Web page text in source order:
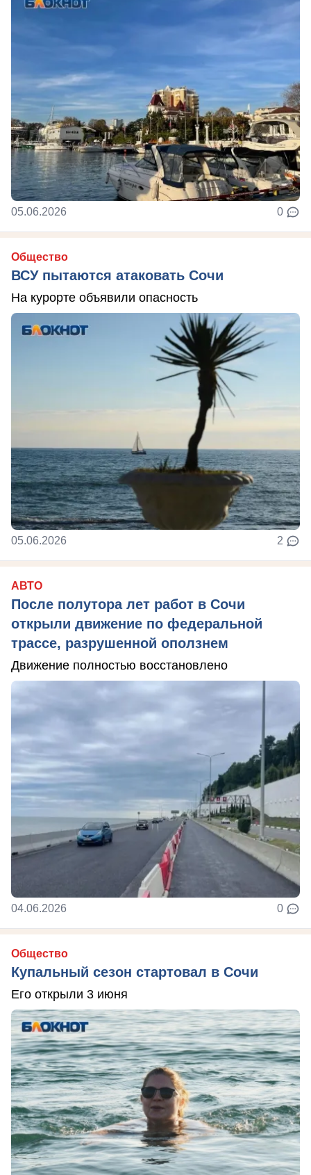
05.06.2026 0
Общество
ВСУ пытаются атаковать Сочи
На курорте объявили опасность
05.06.2026 2
АВТО
После полутора лет работ в Сочи
открыли движение по федеральной
трассе, разрушенной оползнем
Движение полностью восстановлено
04.06.2026 0
Общество
Купальный сезон стартовал в Сочи
Его открыли 3 июня